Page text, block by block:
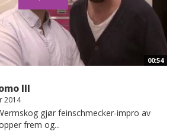
00:54
III
2014
gjør feinschmecker-impro av
frem og...